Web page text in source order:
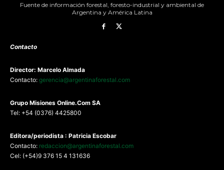
Fuente de información forestal, foresto-industrial y ambiental de
Argentina y América Latina
Contacto
Director: Marcelo Almada
Contacto: gerencia@argentinaforestal.com
Grupo Misiones Online.Com SA
Tel: +54 (0376) 4425800
Editora/periodista : Patricia Escobar
Contacto: redaccion@argentinaforestal.com
Cel: (+54)9 376 15 4 131636